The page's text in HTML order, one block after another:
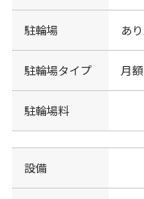
駐輪場 あり
駐輪場タイプ 月額
駐輪場料
設備